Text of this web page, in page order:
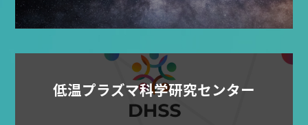
低温プラズマ科学研究センター